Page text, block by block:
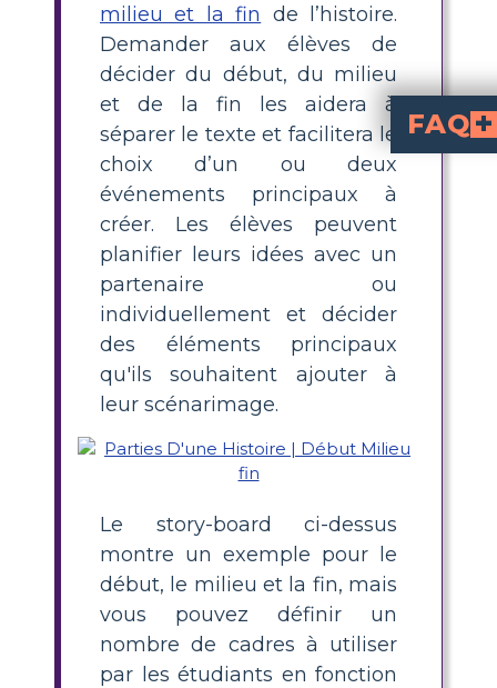
milieu et la fin de l’histoire.
Demander aux élèves de
décider du début, du milieu
et de la fin les aidera à
séparer le texte et facilitera le
choix d’un ou deux
événements principaux à
créer. Les élèves peuvent
planifier leurs idées avec un
partenaire ou
individuellement et décider
des éléments principaux
qu'ils souhaitent ajouter à
leur scénarimage.
Le story-board ci-dessus
montre un exemple pour le
début, le milieu et la fin, mais
vous pouvez définir un
nombre de cadres à utiliser
par les étudiants en fonction
FAQ